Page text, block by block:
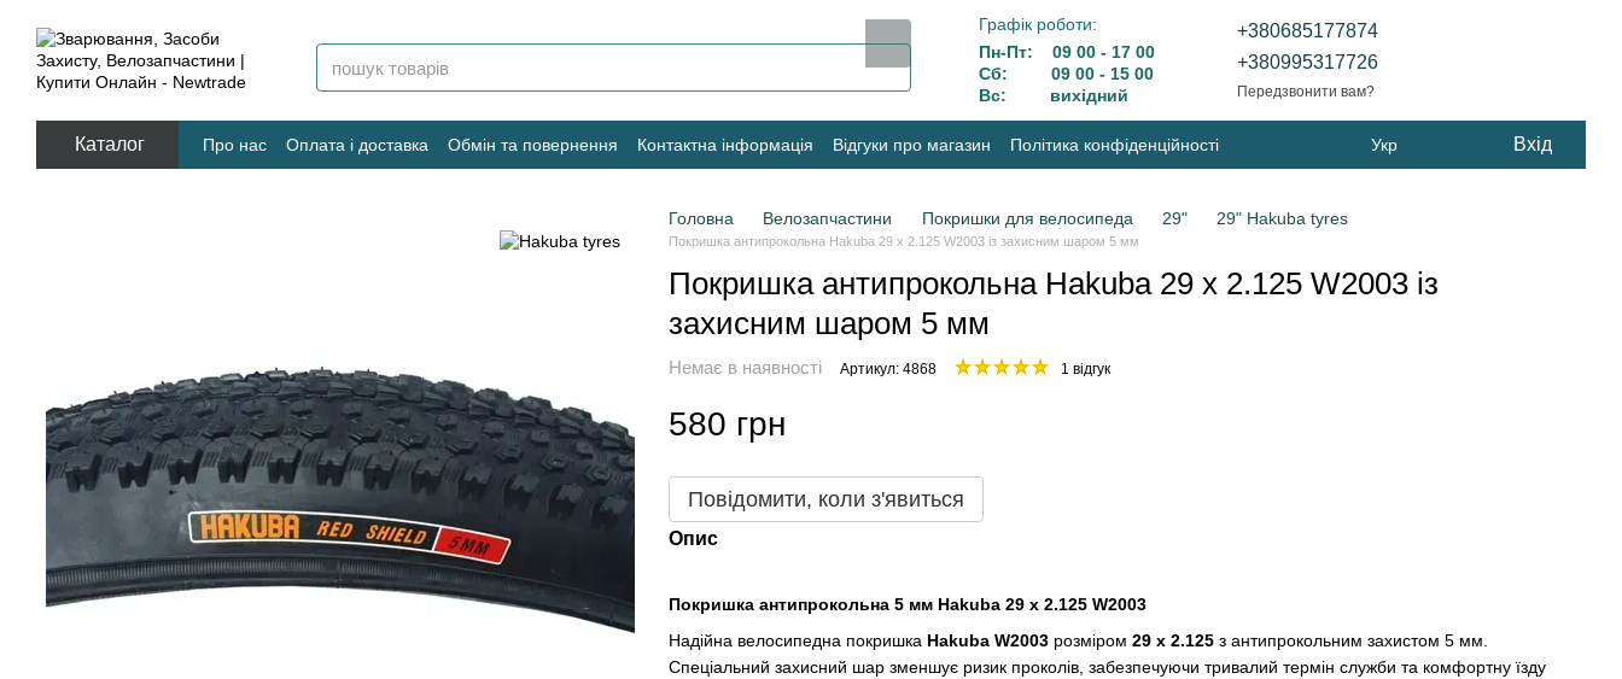
Графік роботи:
Пн-Пт: 09 00 - 17 00
Сб: 09 00 - 15 00
Вс: вихідний
+380685177874
+380995317726
Передзвонити вам?
Каталог Про нас Оплата і доставка Обмін та повернення Контактна інформація Відгуки про магазин
Політика конфіденційності
Угода користувача
Укр Вхід
Головна Велозапчастини Покришки для велосипеда 29" 29" Hakuba tyres
Покришка антипрокольна Hakuba 29 x 2.125 W2003 із захисним шаром 5 мм
Покришка антипрокольна Hakuba 29 x 2.125 W2003 із
захисним шаром 5 мм
Немає в наявності Артикул: 4868 1 відгук
580 грн
Повідомити, коли з'явиться
Опис
Покришка антипрокольна 5 мм Hakuba 29 x 2.125 W2003
Надійна велосипедна покришка Hakuba W2003розміром 29 x 2.125з антипрокольним захистом 5 мм.
Спеціальний захисний шар зменшує ризик проколів, забезпечуючи тривалий термін служби та комфортну їзду